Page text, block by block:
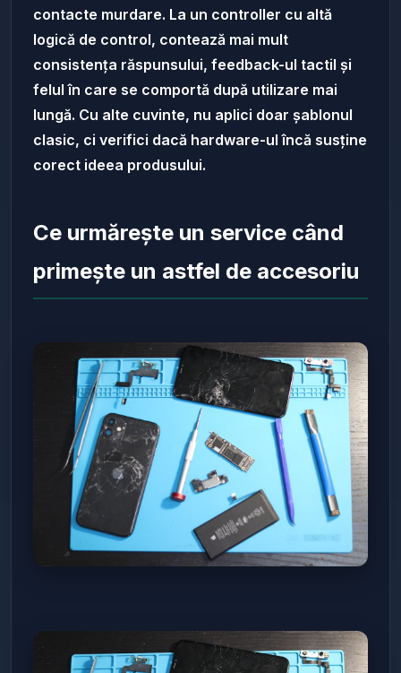
contacte murdare. La un controller cu altă
logică de control, contează mai mult
consistența răspunsului, feedback-ul tactil și
felul în care se comportă după utilizare mai
lungă. Cu alte cuvinte, nu aplici doar șablonul
clasic, ci verifici dacă hardware-ul încă susține
corect ideea produsului.
Ce urmărește un service când
primește un astfel de accesoriu